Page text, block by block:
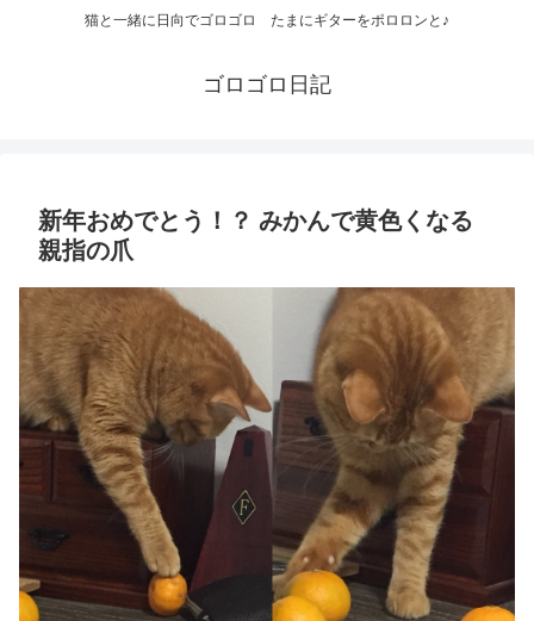
猫と一緒に日向でゴロゴロ たまにギターをポロロンと♪
ゴロゴロ日記
新年おめでとう！？ みかんで黄色くなる
親指の爪